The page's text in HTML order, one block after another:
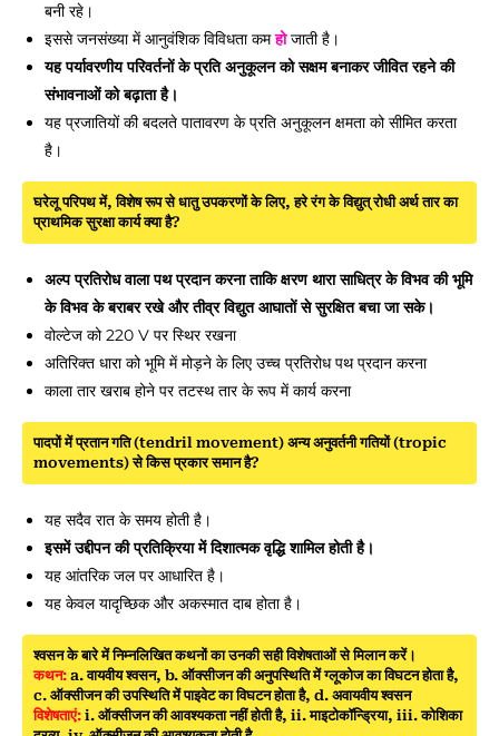
बनी रहे।
इससे जनसंख्या में आनुवंशिक विविधता कमहोजाती है।
यह पर्यावरणीय परिवर्तनों के प्रति अनुकूलन को सक्षम बनाकर जीवित रहने की
संभावनाओं को बढ़ाता है।
यह प्रजातियों की बदलते पातावरण के प्रति अनुकूलन क्षमता को सीमित करता
है।
घरेलू परिपथ में, विशेष रूप से धातु उपकरणों के लिए, हरे रंग के विद्युत् रोधी अर्थ तार का
प्राथमिक सुरक्षा कार्य क्या है?
अल्प प्रतिरोध वाला पथ प्रदान करना ताकि क्षरण थारा साधित्र के विभव की भूमि
के विभव के बराबर रखे और तीव्र विद्युत आघातों से सुरक्षित बचा जा सके।
वोल्टेज को 220 V पर स्थिर रखना
अतिरिक्त धारा को भूमि में मोड़ने के लिए उच्च प्रतिरोध पथ प्रदान करना
काला तार खराब होने पर तटस्थ तार के रूप में कार्य करना
पादपों में प्रतान गति (tendril movement) अन्य अनुवर्तनी गतियों (tropic
movements) से किस प्रकार समान है?
यह सदैव रात के समय होती है।
इसमें उद्दीपन की प्रतिक्रिया में दिशात्मक वृद्धि शामिल होती है।
यह आंतरिक जल पर आधारित है।
यह केवल यादृच्छिक और अकस्मात दाब होता है।
श्वसन के बारे में निम्नलिखित कथनों का उनकी सही विशेषताओं से मिलान करें।
कथन: a. वायवीय श्वसन, b. ऑक्सीजन की अनुपस्थिति में ग्लूकोज का विघटन होता है,
c. ऑक्सीजन की उपस्थिति में पाइवेट का विघटन होता है, d. अवायवीय श्वसन
विशेषताएं: i. ऑक्सीजन की आवश्यकता नहीं होती है, ii. माइटोकॉन्ड्रिया, iii. कोशिका